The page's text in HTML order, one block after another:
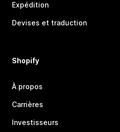
Expédition
Devises et traduction
Shopify
À propos
Carrières
Investisseurs